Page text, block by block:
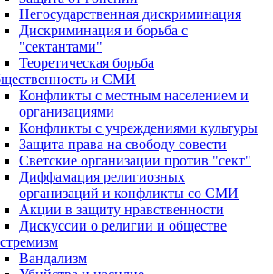
Негосударственная дискриминация
Дискриминация и борьба с
"сектантами"
Теоретическая борьба
и СМИ
Конфликты с местным населением и
организациями
Конфликты с учреждениями культуры
Защита права на свободу совести
Светские организации против "сект"
Диффамация религиозных
организаций и конфликты со СМИ
Акции в защиту нравственности
Дискуссии о религии и обществе
Вандализм